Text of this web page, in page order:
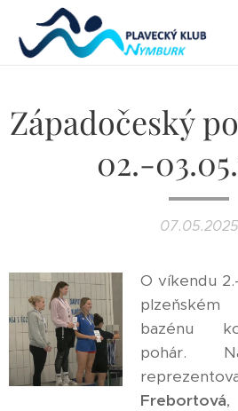
Západočeský
02.-
07.05.2025
O víkendu
plzeňském
bazénu
pohár.
Frebortová,